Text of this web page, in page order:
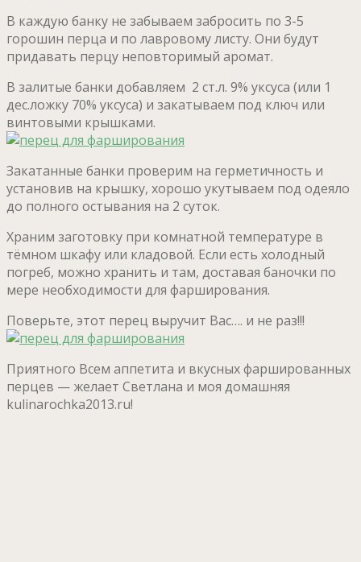
В каждую банку не забываем забросить по 3-5
горошин перца и по лавровому листу. Они будут
придавать перцу неповторимый аромат.
В залитые банки добавляем 2 ст.л. 9% уксуса (или 1
дес.ложку 70% уксуса) и закатываем под ключ или
винтовыми крышками.
Закатанные банки проверим на герметичность и
установив на крышку, хорошо укутываем под одеяло
до полного остывания на 2 суток.
Храним заготовку при комнатной температуре в
тёмном шкафу или кладовой. Если есть холодный
погреб, можно хранить и там, доставая баночки по
мере необходимости для фарширования.
Поверьте, этот перец выручит Вас…. и не раз!!!
Приятного Всем аппетита и вкусных фаршированных
перцев — желает Светлана и моя домашняя
kulinarochka2013.ru!